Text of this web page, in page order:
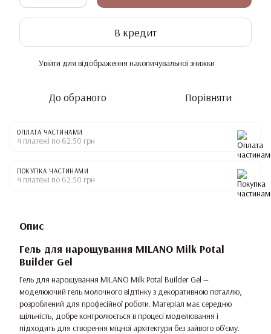
В кредит
Увійти для відображення накопичувальної знижки
До обраного Порівняти
ОПЛАТА ЧАСТИНАМИ
4 платежі по 62.50 грн
ПОКУПКА ЧАСТИНАМИ
4 платежі по 62.50 грн
Опис
Гель для нарощування MILANO Milk Potal
Builder Gel
Гель для нарощування MILANO Milk Potal Builder Gel —
моделюючий гель молочного відтінку з декоративною поталлю,
розроблений для професійної роботи. Матеріал має середню
щільність, добре контролюється в процесі моделювання і
підходить для створення міцної архітектури без зайвого об'єму.